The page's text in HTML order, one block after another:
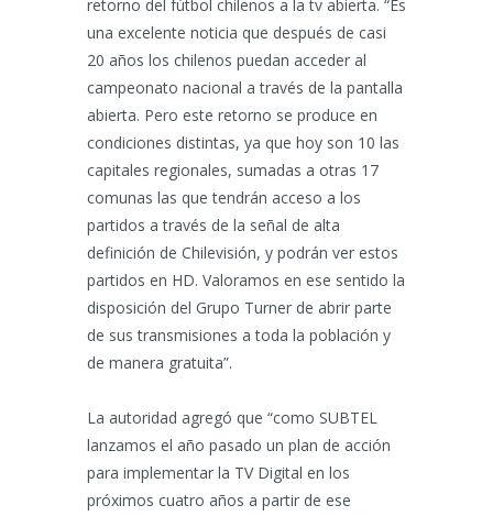
retorno del fútbol chilenos a la tv abierta. “Es
una excelente noticia que después de casi
20 años los chilenos puedan acceder al
campeonato nacional a través de la pantalla
abierta. Pero este retorno se produce en
condiciones distintas, ya que hoy son 10 las
capitales regionales, sumadas a otras 17
comunas las que tendrán acceso a los
partidos a través de la señal de alta
definición de Chilevisión, y podrán ver estos
partidos en HD. Valoramos en ese sentido la
disposición del Grupo Turner de abrir parte
de sus transmisiones a toda la población y
de manera gratuita”.
La autoridad agregó que “como SUBTEL
lanzamos el año pasado un plan de acción
para implementar la TV Digital en los
próximos cuatro años a partir de ese